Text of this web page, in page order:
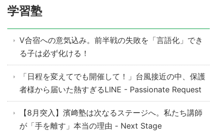
学習塾
V合宿への意気込み。前半戦の失敗を「言語化」でき
る子は必ず化ける！
「日程を変えてでも開催して！」台風接近の中、保護
者様から届いた熱すぎるLINE - Passionate Request
【8月突入】濱﨑塾は次なるステージへ。私たち講師
が「手を離す」本当の理由 - Next Stage